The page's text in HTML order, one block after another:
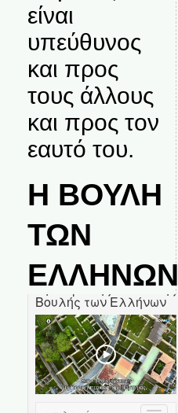
είναι
υπεύθυνος
και προς
τους άλλους
και προς τον
εαυτό του.
Η ΒΟΥΛΗ
ΤΩΝ
ΕΛΛΗΝΩΝ